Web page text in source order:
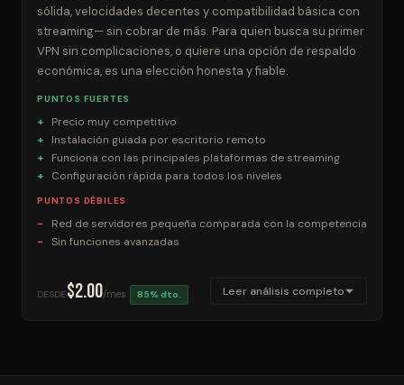
sólida, velocidades decentes y compatibilidad básica con
streaming— sin cobrar de más. Para quien busca su primer
VPN sin complicaciones, o quiere una opción de respaldo
económica, es una elección honesta y fiable.
PUNTOS FUERTES
Precio muy competitivo
Instalación guiada por escritorio remoto
Funciona con las principales plataformas de streaming
Configuración rápida para todos los niveles
PUNTOS DÉBILES
Red de servidores pequeña comparada con la competencia
Sin funciones avanzadas
DESDE $2.00/mes 85% dto. Leer análisis completo